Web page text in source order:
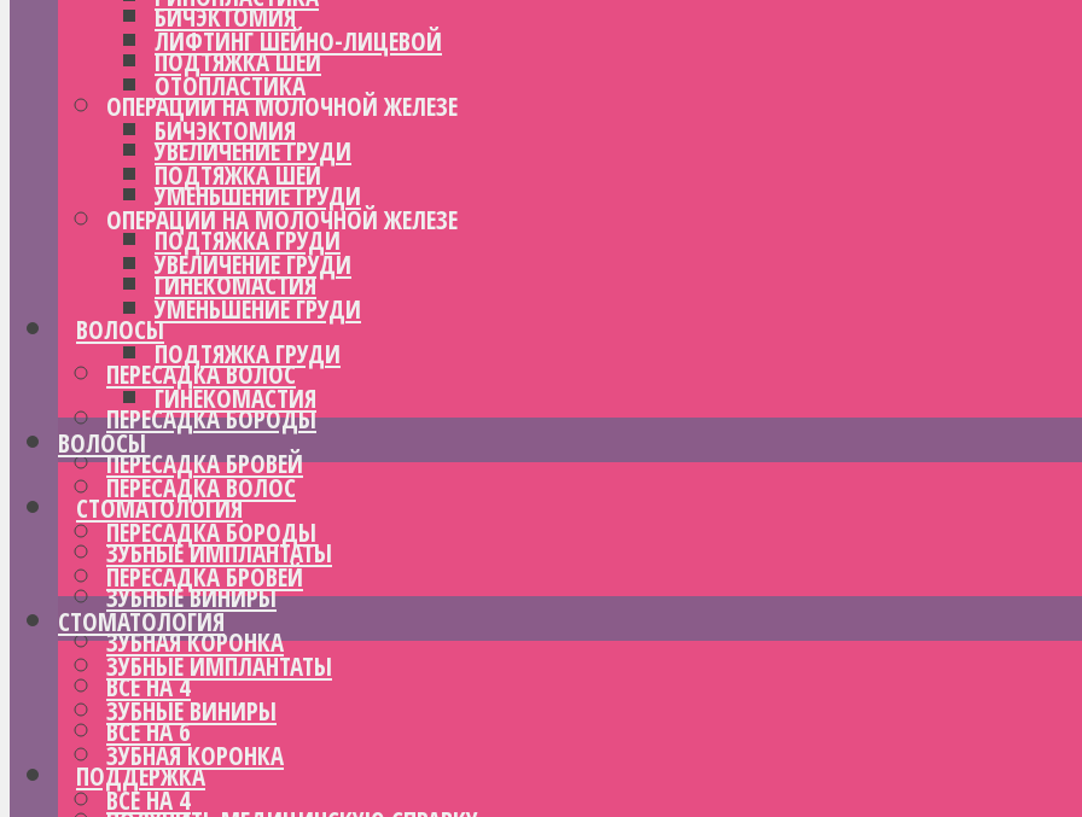
БИЧЭКТОМИЯ
ПОДТЯЖКА ШЕИ
ОПЕРАЦИИ НА МОЛОЧНОЙ ЖЕЛЕЗЕ
УВЕЛИЧЕНИЕ ГРУДИ
УМЕНЬШЕНИЕ ГРУДИ
ПОДТЯЖКА ГРУДИ
ГИНЕКОМАСТИЯ
ВОЛОСЫ
ПЕРЕСАДКА ВОЛОС
ПЕРЕСАДКА БОРОДЫ
ПЕРЕСАДКА БРОВЕЙ
СТОМАТОЛОГИЯ
ЗУБНЫЕ ИМПЛАНТАТЫ
ЗУБНЫЕ ВИНИРЫ
ЗУБНАЯ КОРОНКА
ВСЕ НА 4
ВСЕ НА 6
ПОДДЕРЖКА
ЛИФТИНГ ШЕЙНО-ЛИЦЕВОЙ
ОТОПЛАСТИКА
БИЧЭКТОМИЯ
ПОДТЯЖКА ШЕИ
ОПЕРАЦИИ НА МОЛОЧНОЙ ЖЕЛЕЗЕ
УВЕЛИЧЕНИЕ ГРУДИ
УМЕНЬШЕНИЕ ГРУДИ
ПОДТЯЖКА ГРУДИ
ГИНЕКОМАСТИЯ
ВОЛОСЫ
ПЕРЕСАДКА ВОЛОС
ПЕРЕСАДКА БОРОДЫ
ПЕРЕСАДКА БРОВЕЙ
СТОМАТОЛОГИЯ
ЗУБНЫЕ ИМПЛАНТАТЫ
ЗУБНЫЕ ВИНИРЫ
ЗУБНАЯ КОРОНКА
ВСЕ НА 4